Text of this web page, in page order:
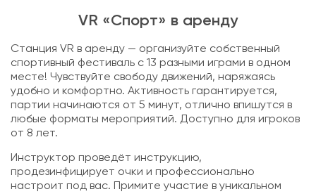
VR «Спорт» в аренду
Станция VR в аренду — организуйте собственный
спортивный фестиваль с 13 разными играми в одном
месте! Чувствуйте свободу движений, наряжаясь
удобно и комфортно. Активность гарантируется,
партии начинаются от 5 минут, отлично впишутся в
любые форматы мероприятий. Доступно для игроков
от 8 лет.
Инструктор проведёт инструкцию,
продезинфицирует очки и профессионально
настроит под вас. Примите участие в уникальном